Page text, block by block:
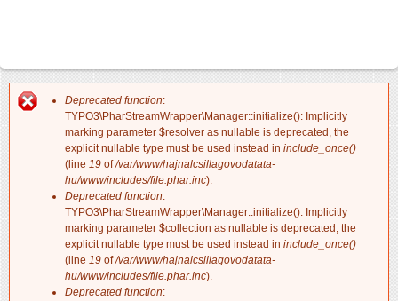
Hibaüzenet
Deprecated function:
TYPO3\PharStreamWrapper\Manager::initialize(): Implicitly
marking parameter $resolver as nullable is deprecated, the
explicit nullable type must be used instead in include_once()
(line 19 of/var/www/hajnalcsillagovodatata-
hu/www/includes/file.phar.inc).
Deprecated function:
TYPO3\PharStreamWrapper\Manager::initialize(): Implicitly
marking parameter $collection as nullable is deprecated, the
explicit nullable type must be used instead in include_once()
(line 19 of/var/www/hajnalcsillagovodatata-
hu/www/includes/file.phar.inc).
Deprecated function: